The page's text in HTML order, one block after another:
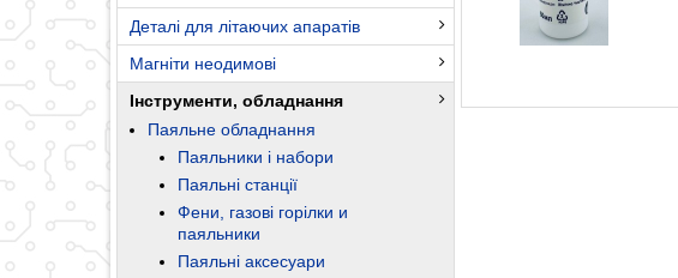
Деталі для літаючих апаратів
Магніти неодимові
Інструменти, обладнання
Паяльне обладнання
Паяльники і набори
Паяльні станції
Фени, газові горілки и
паяльники
Паяльні аксесуари